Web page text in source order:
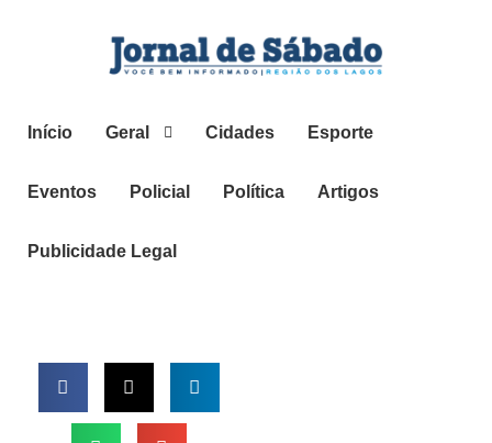
Início Geral Cidades Esporte
Eventos Policial Política Artigos
Publicidade Legal